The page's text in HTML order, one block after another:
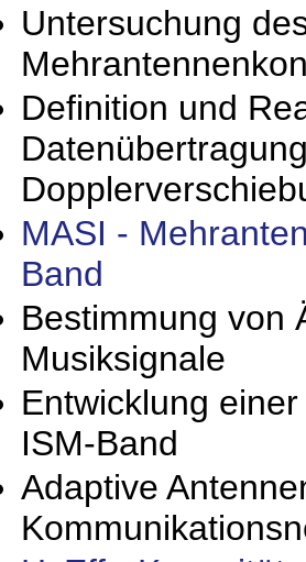
Untersuchung
Definition und
MASI -
Band
Bestimmung von
Musiksignale
Entwicklung
ISM-Band
Adaptive